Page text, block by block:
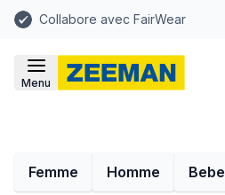
Collabore avec FairWear
Menu
Femme Homme Bebe